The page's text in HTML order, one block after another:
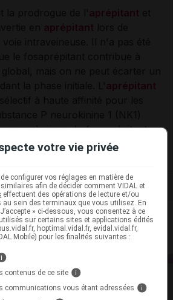
aprépitant
aprépitant
aprépitant
du fosaprépitant
. votre vie privée
configurer vos réglages en matière de
afin de décider comment VIDAL et
effectuent des opérations de lecture et/ou
au sein des terminaux que vous utilisez. En
» ci-dessous, vous consentez à ce
sur certains sites et applications édités
hoptimal.vidal.fr, evidal.vidal.fr,
Mobile) pour les finalités suivantes :
i
contenus de ce site i
communications vous étant adressées i